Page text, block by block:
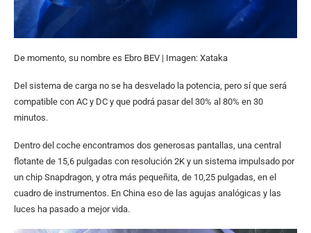
De momento, su nombre es Ebro BEV | Imagen: Xataka
Del sistema de carga no se ha desvelado la potencia, pero sí que será
compatible con AC y DC y que podrá pasar del 30% al 80% en 30
minutos.
Dentro del coche encontramos dos generosas pantallas, una central
flotante de 15,6 pulgadas con resolución 2K y un sistema impulsado por
un chip Snapdragon, y otra más pequeñita, de 10,25 pulgadas, en el
cuadro de instrumentos. En China eso de las agujas analógicas y las
luces ha pasado a mejor vida.